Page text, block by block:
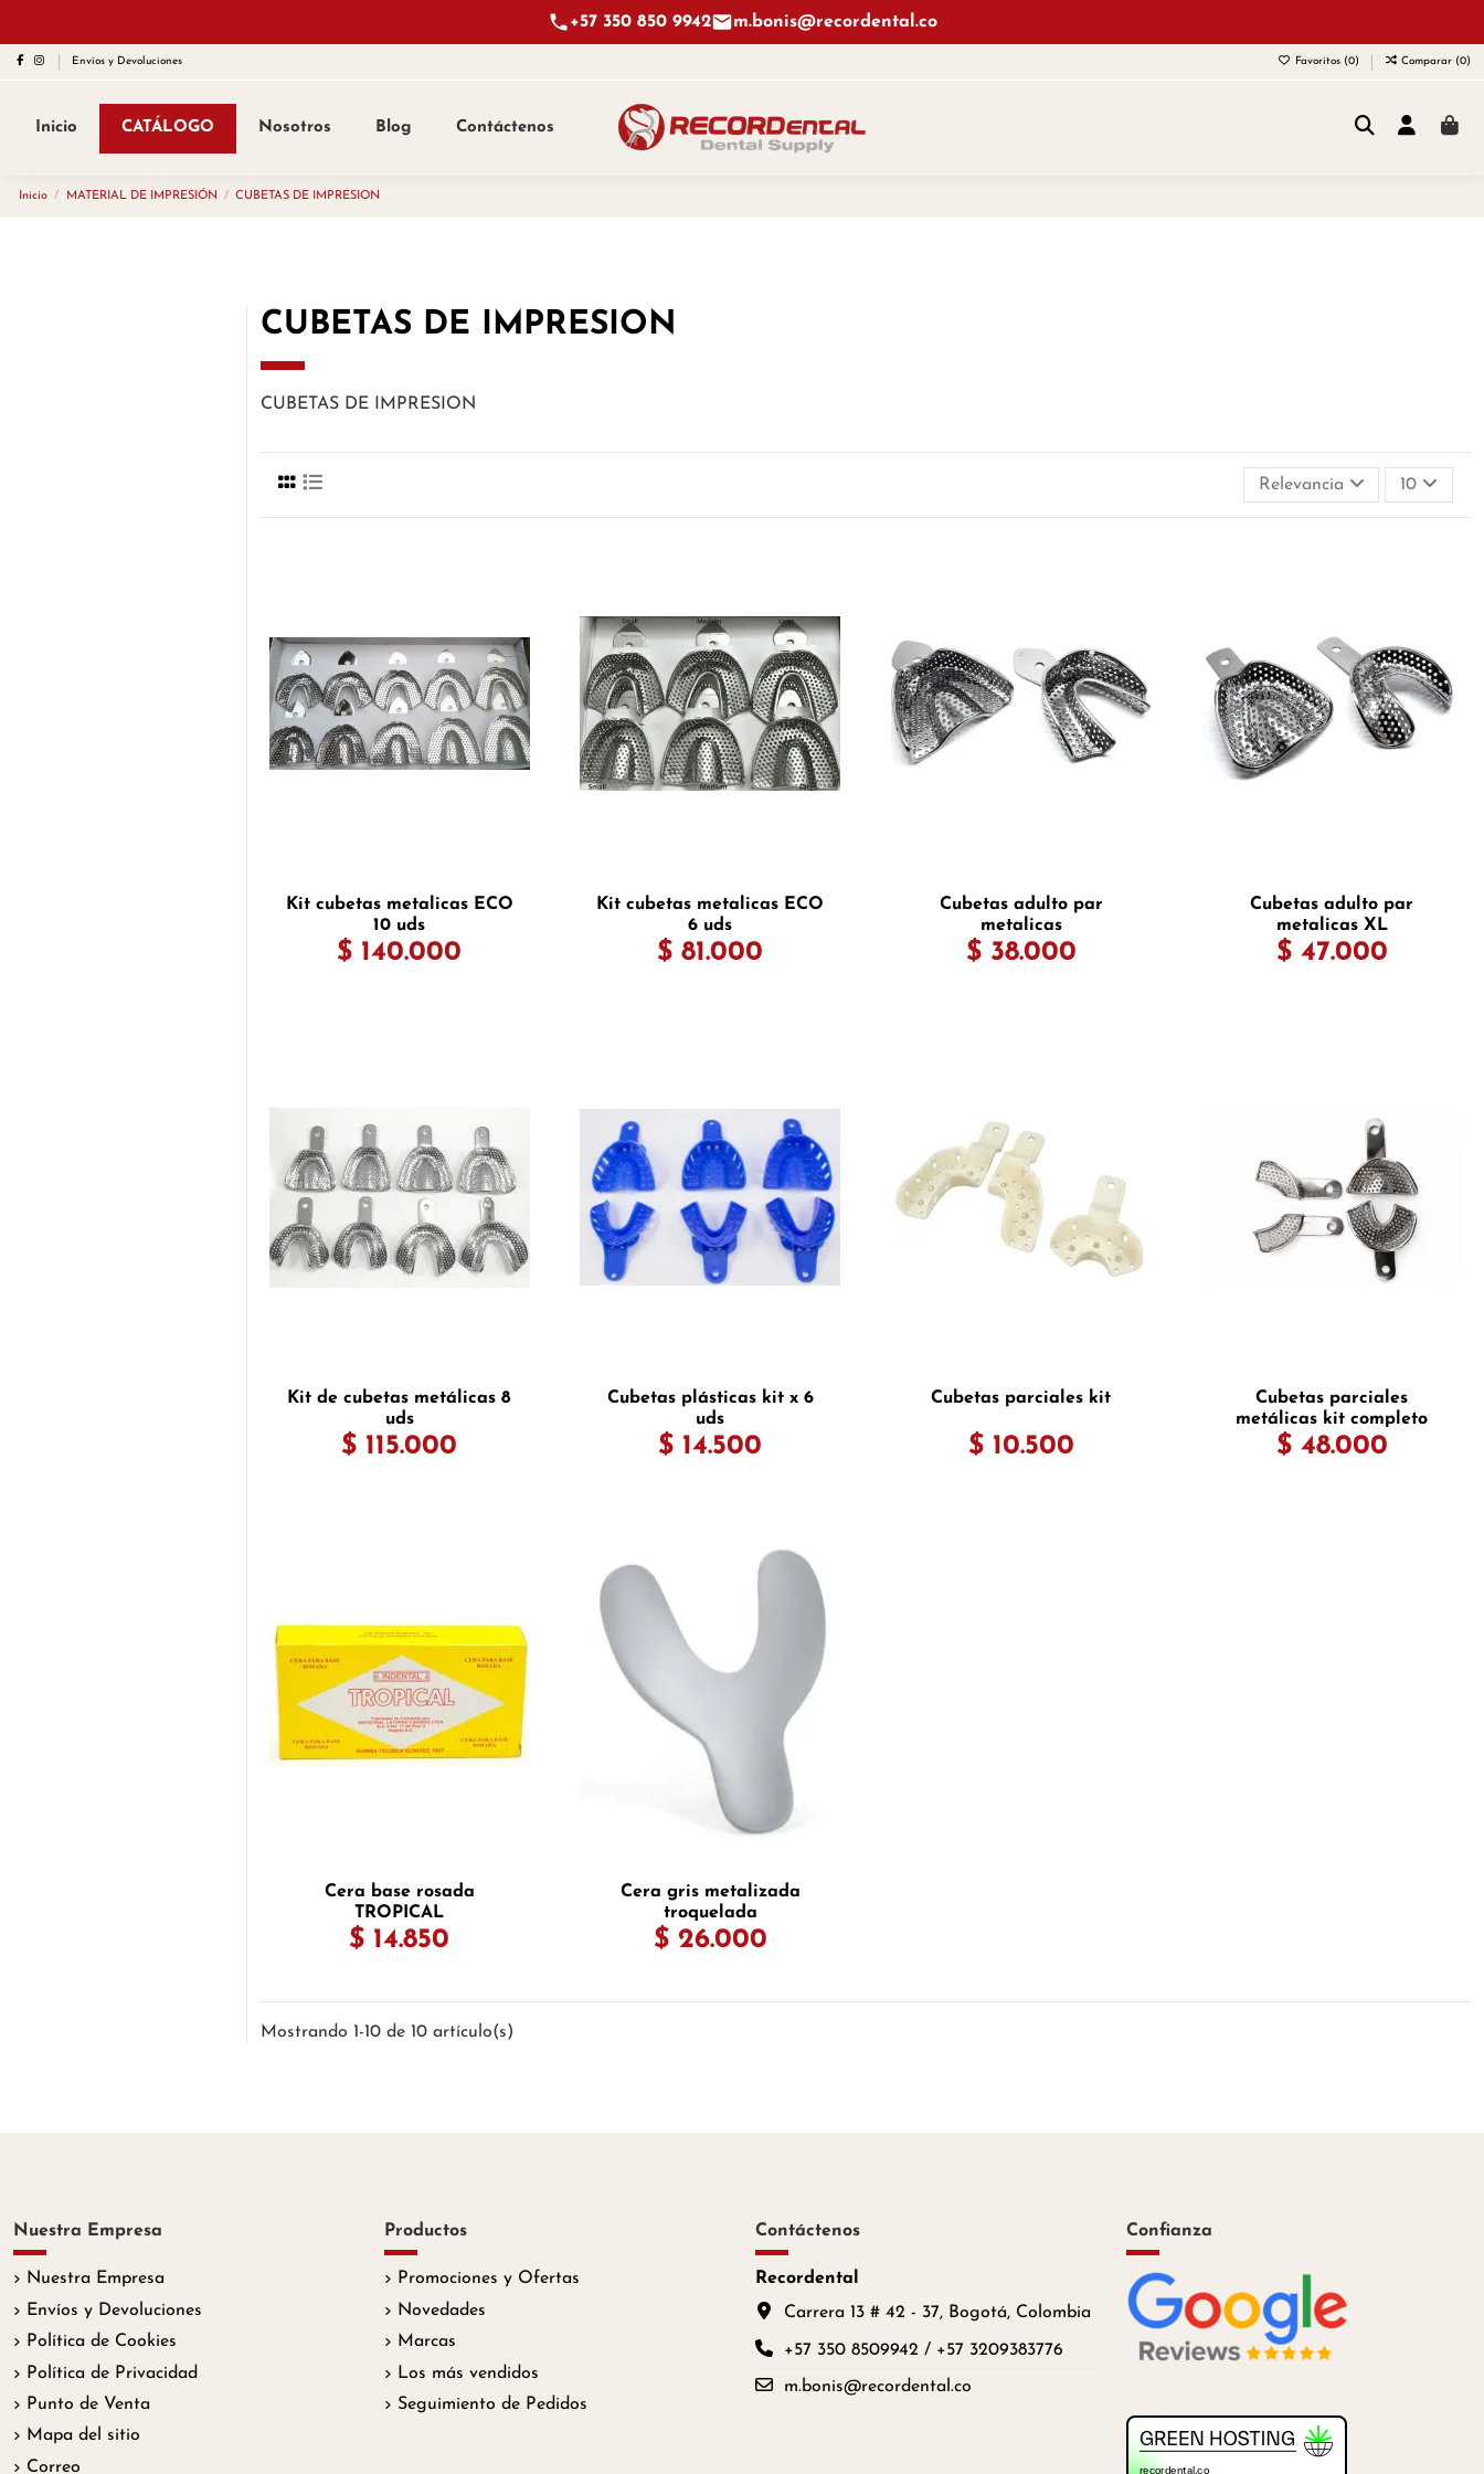
+57 350 850 9942 m.bonis@recordental.co
Envíos y Devoluciones Favoritos (0) Comparar (0)
Inicio CATÁLOGO Nosotros Blog Contáctenos
Inicio MATERIAL DE IMPRESIÓN CUBETAS DE IMPRESION
CUBETAS DE IMPRESION
CUBETAS DE IMPRESION
Relevancia 10
Kit cubetas metalicas ECO
10 uds
$ 140.000
Kit cubetas metalicas ECO
6 uds
$ 81.000
Cubetas adulto par
metalicas
$ 38.000
Cubetas adulto par
metalicas XL
$ 47.000
Kit de cubetas metálicas 8
uds
$ 115.000
Cubetas plásticas kit x 6
uds
$ 14.500
Cubetas parciales kit
$ 10.500
Cubetas parciales
metálicas kit completo
$ 48.000
Cera base rosada
TROPICAL
$ 14.850
Cera gris metalizada
troquelada
$ 26.000
Mostrando 1-10 de 10 artículo(s)
Nuestra Empresa
Nuestra Empresa
Envíos y Devoluciones
Política de Cookies
Política de Privacidad
Punto de Venta
Mapa del sitio
Correo
Productos
Promociones y Ofertas
Novedades
Marcas
Los más vendidos
Seguimiento de Pedidos
Contáctenos
Recordental
Carrera 13 # 42 - 37, Bogotá, Colombia
+57 350 8509942 / +57 3209383776
m.bonis@recordental.co
Confianza